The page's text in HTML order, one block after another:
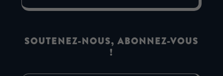
SOUTENEZ-NOUS, ABONNEZ-VOUS
!